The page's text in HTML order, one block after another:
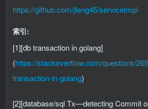
https://github.com/jfeng45/servicetmpl
索引:
[1][db transaction in golang]
(https://stackoverflow.com/questions/
transaction-in-golang)
[2][database/sql Tx—detecting Commit